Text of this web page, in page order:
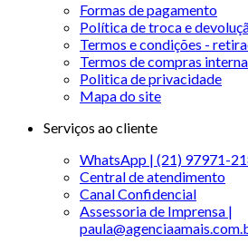
Formas de pagamento
Política de troca e
Termos e condições -
Termos de compras
Politica de privacidade
Mapa do site
Serviços ao cliente
WhatsApp | (21) 97971-
Central de atendimento
Canal Confidencial
Assessoria de Imprensa |